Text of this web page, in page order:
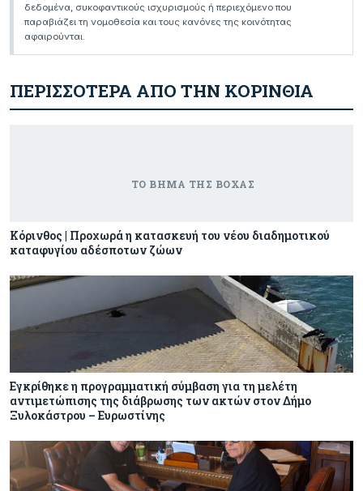
δεδομένα, συκοφαντικούς ισχυρισμούς ή περιεχόμενο που
παραβιάζει τη νομοθεσία και τους κανόνες της κοινότητας
αφαιρούνται.
ΠΕΡΙΣΣΟΤΕΡΑ ΑΠΟ ΤΗΝ ΚΟΡΙΝΘΙΑ
Κόρινθος | Προχωρά η κατασκευή του νέου διαδημοτικού
καταφυγίου αδέσποτων ζώων
Εγκρίθηκε η προγραμματική σύμβαση για τη μελέτη
αντιμετώπισης της διάβρωσης των ακτών στον Δήμο
Ξυλοκάστρου – Ευρωστίνης